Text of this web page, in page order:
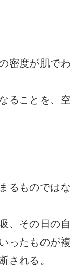
密度が肌でわ
ることを、空
るものではな
、その日の自
ったものが複
される。